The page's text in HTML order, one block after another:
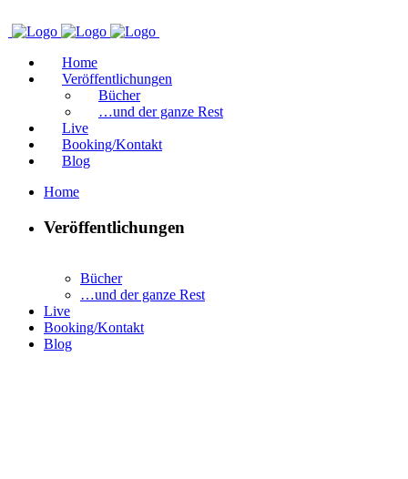
Home
Veröffentlichungen
Bücher
…und der ganze Rest
Live
Booking/Kontakt
Blog
Home
Veröffentlichungen
Bücher
…und der ganze Rest
Live
Booking/Kontakt
Blog